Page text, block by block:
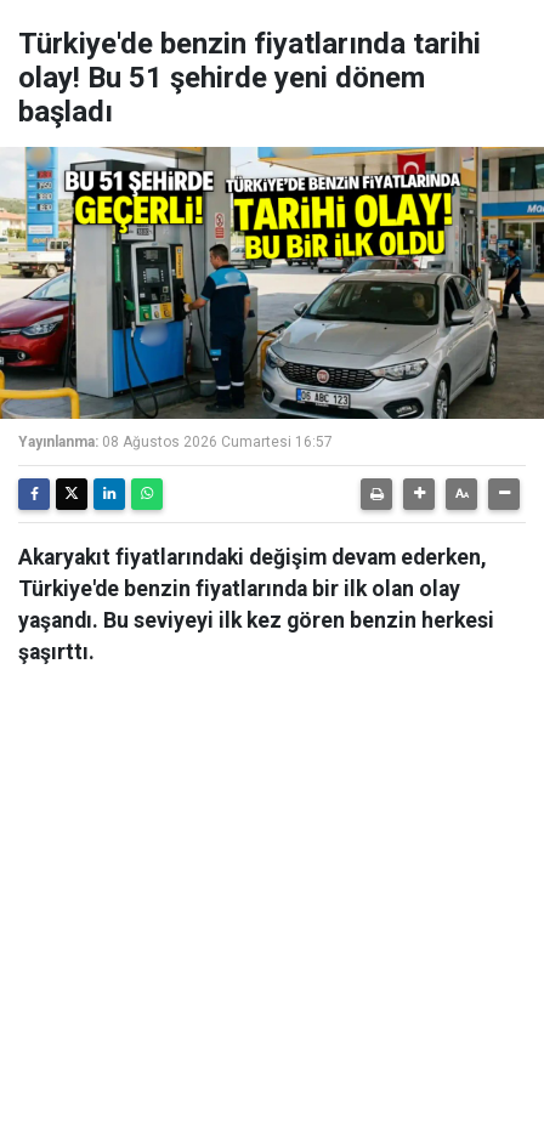
Türkiye'de benzin fiyatlarında tarihi
olay! Bu 51 şehirde yeni dönem
başladı
Yayınlanma: 08 Ağustos 2026 Cumartesi 16:57
Akaryakıt fiyatlarındaki değişim devam ederken,
Türkiye'de benzin fiyatlarında bir ilk olan olay
yaşandı. Bu seviyeyi ilk kez gören benzin herkesi
şaşırttı.